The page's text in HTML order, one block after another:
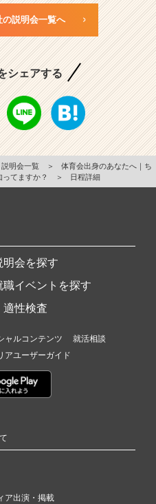
の説明会一覧へ
シェアする
説明会一覧 ＞
体育会出身のあなたへ｜ち
てますか？
＞ 日程詳細
明会を探す
職イベントを探す
適性検査
ャルコンテンツ
就活相談
アユーザーガイド
ア出演・掲載